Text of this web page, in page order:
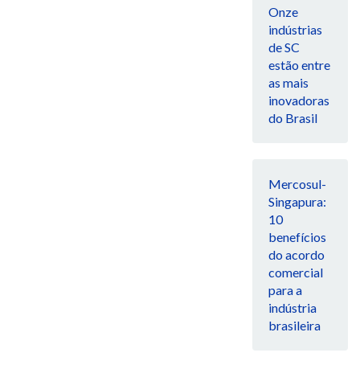
Onze
indústrias
de SC
estão entre
as mais
inovadoras
do Brasil
Mercosul-
Singapura:
10
benefícios
do acordo
comercial
para a
indústria
brasileira